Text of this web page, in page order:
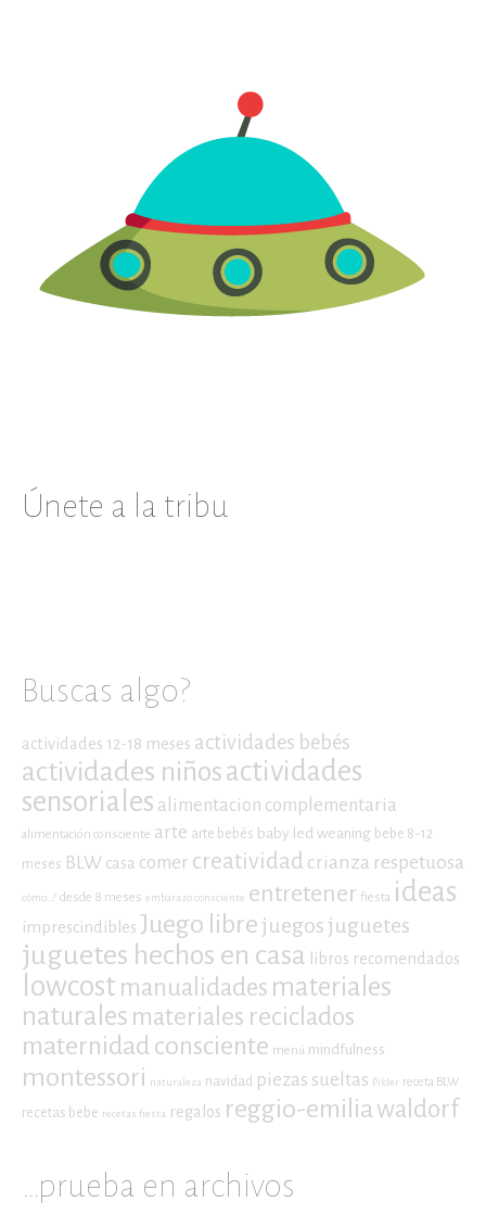
Únete a la tribu
Buscas algo?
actividades 12-18 meses actividades bebés
actividades niñosactividades
sensoriales alimentacion complementaria
alimentación consciente arte arte bebés baby led weaning bebe 8-12
meses BLW casa comer creatividad crianza respetuosa
cómo...? desde 8 meses embarazo consciente entretener fiesta ideas
imprescindibles Juego librejuegosjuguetes
juguetes hechos en casa libros recomendados
lowcost manualidades materiales
naturales materiales reciclados
maternidad consciente menú mindfulness
montessori naturaleza navidad piezas sueltas Pikler receta BLW
recetas bebe recetas fiesta regalos reggio-emilia waldorf
…prueba en archivos